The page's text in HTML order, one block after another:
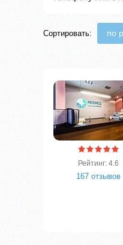
Сортировать: по
Рейтинг: 4.6
167 отзывов